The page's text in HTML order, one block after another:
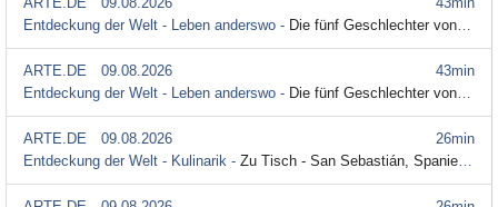
Entdeckung der Welt - Leben anderswo - Die fünf Geschlechter von Sulawesi (mit Untertitel)
43min
ARTE.DE
09.08.2026
Entdeckung der Welt - Leben anderswo - Die fünf Geschlechter von Sulawesi
26min
ARTE.DE
09.08.2026
Entdeckung der Welt - Kulinarik - Zu Tisch - San Sebastián, Spanien (mit Untertitel)